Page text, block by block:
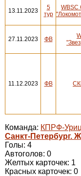
13.11.2023
5
тур
27.11.2023 ФВ
11.12.2023 ФВ
Команда: КПРФ-
Санкт-Петербург.
Голы: 4
Автоголов: 0
Желтых карточек: 1
Красных карточек: 0